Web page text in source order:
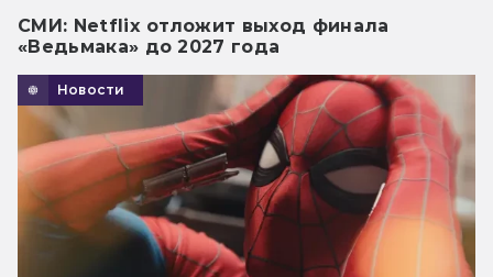
СМИ: Netflix отложит выход финала
«Ведьмака» до 2027 года
Новости